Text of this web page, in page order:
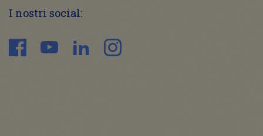
I nostri social: